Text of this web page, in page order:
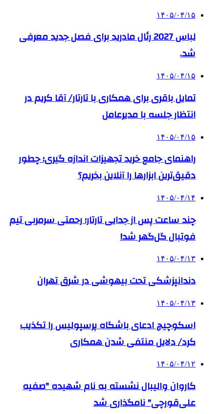
۱۴۰۵/۰۴/۱۵
لباس 2027 رئال مادرید برای فصل جدید معرفی
شد.
۱۴۰۵/۰۴/۱۵
تمایل باقری برای همکاری با تارتار/ آقا کریم در
انتظار جلسه با مدیرعامل
۱۴۰۵/۰۴/۱۵
راهنمای جامع خرید تجهیزات اندازه گیری؛ چطور
دقیق‌ترین ابزارها را آنلاین بخریم؟
۱۴۰۵/۰۴/۱۴
چند ساعت پس از جدایی تارتار؛ رحمتی سرمربی تیم
فوتبال گل‌گهر شد!
۱۴۰۵/۰۴/۱۳
دندانپزشکی تحت بیهوشی در شرق تهران
۱۴۰۵/۰۴/۱۳
اسکوچیچ ادعای باشگاه پرسپولیس را تکذیب
کرد/ دلایل منتفی شدن همکاری
۱۴۰۵/۰۴/۱۲
کاروان والیبال نشسته به نام شهیده "صفیه
علی‌قورچی" نامگذاری شد